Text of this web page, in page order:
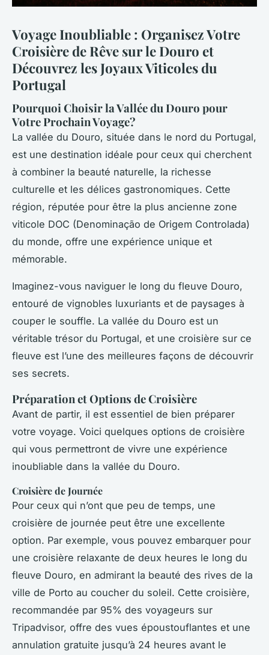
Voyage Inoubliable : Organisez Votre
Croisière de Rêve sur le Douro et
Découvrez les Joyaux Viticoles du
Portugal
Pourquoi Choisir la Vallée du Douro pour
Votre Prochain Voyage?
La vallée du Douro, située dans le nord du Portugal,
est une destination idéale pour ceux qui cherchent
à combiner la beauté naturelle, la richesse
culturelle et les délices gastronomiques. Cette
région, réputée pour être la plus ancienne zone
viticole DOC (Denominação de Origem Controlada)
du monde, offre une expérience unique et
mémorable.
Imaginez-vous naviguer le long du fleuve Douro,
entouré de vignobles luxuriants et de paysages à
couper le souffle. La vallée du Douro est un
véritable trésor du Portugal, et une croisière sur ce
fleuve est l’une des meilleures façons de découvrir
ses secrets.
Préparation et Options de Croisière
Avant de partir, il est essentiel de bien préparer
votre voyage. Voici quelques options de croisière
qui vous permettront de vivre une expérience
inoubliable dans la vallée du Douro.
Croisière de Journée
Pour ceux qui n’ont que peu de temps, une
croisière de journée peut être une excellente
option. Par exemple, vous pouvez embarquer pour
une croisière relaxante de deux heures le long du
fleuve Douro, en admirant la beauté des rives de la
ville de Porto au coucher du soleil. Cette croisière,
recommandée par 95% des voyageurs sur
Tripadvisor, offre des vues époustouflantes et une
annulation gratuite jusqu’à 24 heures avant le